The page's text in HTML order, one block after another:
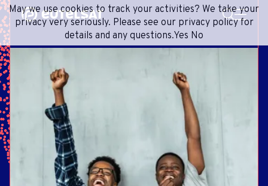
Contenu
Menu
Pied de page
SERVICES SATELLITE
RÉSEAU SATELLITAIRE
GROUPE
INVESTISSEURS
CONTACTEZ-NOUS
ADVANCE PORTAL
ONEWEB LEO PARTNER PORTAL
ANGLAIS
PORTUGUESE
ESPAGNOL
RECHERCHE
May we use cookies to track your activities? We take your
privacy very seriously. Please see our privacy policy for
details and any questions.Yes No